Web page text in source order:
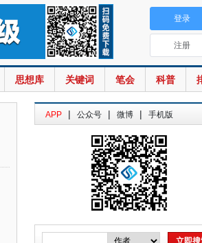
思想库 关键词 笔会 科普
登录
注册
APP | 公众号 | 微博 | 手机版